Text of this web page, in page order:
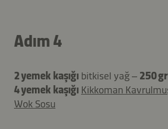
Adım 4
2 yemek kaşığı bitkisel yağ – 250 gr
4 yemek kaşığı Kikkoman
Wok Sosu